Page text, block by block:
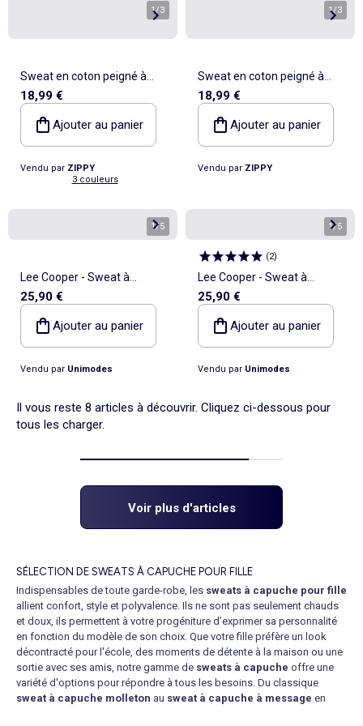
1/3
Sweat en coton peigné à
capuche et imprimé floral
18,99 €
Ajouter au panier
Vendu par ZIPPY
3 couleurs
1/3
Sweat en coton peigné à
capuche et imprimé City of
18,99 €
Ajouter au panier
Vendu par ZIPPY
1/5
Lee Cooper - Sweat à
capuche fille imprimé
25,90 €
Ajouter au panier
Vendu par Unimodes
1/5
(2)
Lee Cooper - Sweat à
capuche fille imprimé
25,90 €
Ajouter au panier
Vendu par Unimodes
Il vous reste 8 articles à découvrir. Cliquez ci-dessous pour
tous les charger.
Voir plus d'articles
SÉLECTION DE SWEATS À CAPUCHE POUR FILLE
Indispensables de toute garde-robe, les sweats à capuche pour fille
allient confort, style et polyvalence. Ils ne sont pas seulement chauds
et doux, ils permettent à votre progéniture d’exprimer sa personnalité
en fonction du modèle de son choix. Que votre fille préfère un look
décontracté pour l'école, des moments de détente à la maison ou une
sortie avec ses amis, notre gamme de sweats à capuche offre une
variété d'options pour répondre à tous les besoins. Du classique
sweat à capuche molleton au sweat à capuche à message en